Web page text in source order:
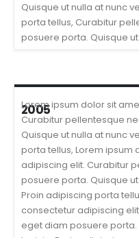
Quisque ut nulla at nunc
porta tellus, Curabitur
posuere porta. Quisque
2005
Lorem ipsum dolor sit
Curabitur pellentesque
Quisque ut nulla at nunc
porta tellus, Lorem ipsum
adipiscing elit. Curabitur
posuere porta. Quisque
Proin adipiscing porta
consectetur adipiscing
eget diam posuere porta.